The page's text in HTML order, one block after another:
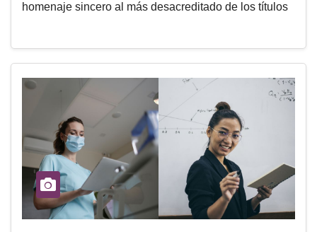
homenaje sincero al más desacreditado de los títulos